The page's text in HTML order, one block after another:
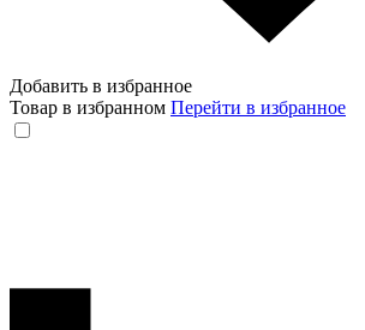
Добавить в избранное
Товар в избранном Перейти в избранное